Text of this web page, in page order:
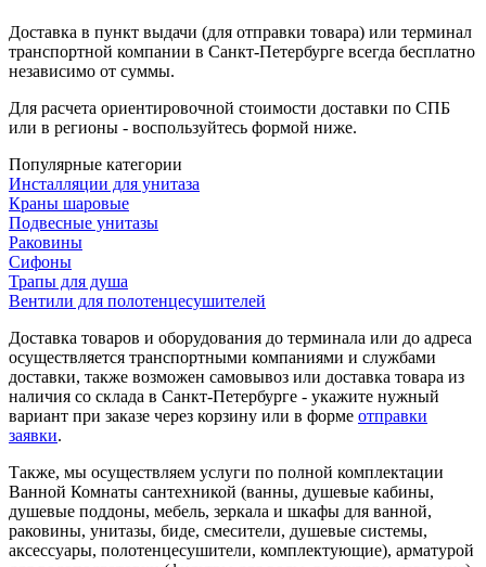
Доставка в пункт выдачи (для отправки товара) или терминал
транспортной компании в Санкт-Петербурге всегда бесплатно
независимо от суммы.
Для расчета ориентировочной стоимости доставки по СПБ
или в регионы - воспользуйтесь формой ниже.
Популярные категории
Инсталляции для унитаза
Краны шаровые
Подвесные унитазы
Раковины
Сифоны
Трапы для душа
Вентили для полотенцесушителей
Доставка товаров и оборудования до терминала или до адреса
осуществляется транспортными компаниями и службами
доставки, также возможен самовывоз или доставка товара из
наличия со склада в Санкт-Петербурге - укажите нужный
вариант при заказе через корзину или в форме отправки
заявки.
Также, мы осуществляем услуги по полной комплектации
Ванной Комнаты сантехникой (ванны, душевые кабины,
душевые поддоны, мебель, зеркала и шкафы для ванной,
раковины, унитазы, биде, смесители, душевые системы,
аксессуары, полотенцесушители, комплектующие), арматурой